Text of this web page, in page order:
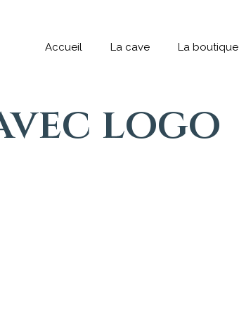
Accueil La cave La boutique
logo